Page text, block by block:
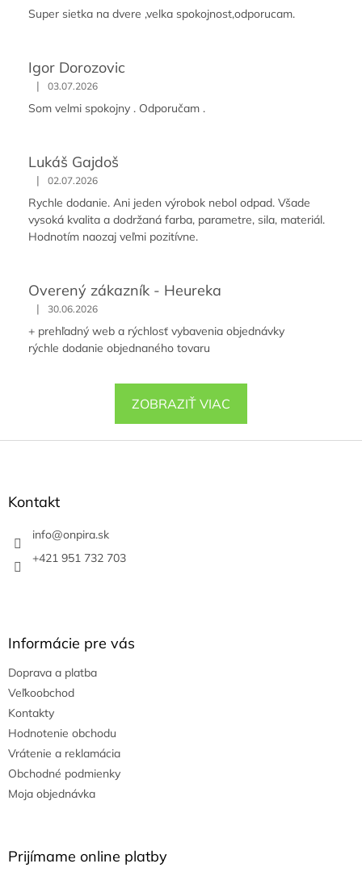
Super sietka na dvere ,velka spokojnost,odporucam.
Igor Dorozovic
| 03.07.2026
Som velmi spokojny . Odporučam .
Lukáš Gajdoš
| 02.07.2026
Rychle dodanie. Ani jeden výrobok nebol odpad. Všade
vysoká kvalita a dodržaná farba, parametre, sila, materiál.
Hodnotím naozaj veľmi pozitívne.
Overený zákazník - Heureka
| 30.06.2026
+ prehľadný web a rýchlosť vybavenia objednávky
rýchle dodanie objednaného tovaru
ZOBRAZIŤ VIAC
Z
Kontakt
info@onpira.sk
+421 951 732 703
Informácie pre vás
Doprava a platba
Veľkoobchod
Kontakty
Hodnotenie obchodu
Vrátenie a reklamácia
Obchodné podmienky
Moja objednávka
Prijímame online platby